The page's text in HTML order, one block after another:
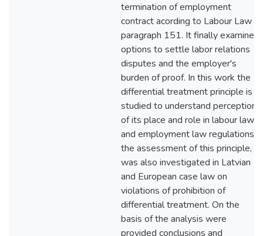
termination of employment
contract acording to Labour Law
paragraph 151. It finally examines
options to settle labor relations
disputes and the employer's
burden of proof. In this work the
differential treatment principle is
studied to understand perception
of its place and role in labour law
and employment law regulations,
the assessment of this principle,
was also investigated in Latvian
and European case law on
violations of prohibition of
differential treatment. On the
basis of the analysis were
provided conclusions and